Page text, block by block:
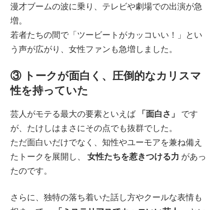
漫才ブームの波に乗り、テレビや劇場での出演が急
増。
若者たちの間で「ツービートがカッコいい！」とい
う声が広がり、女性ファンも急増しました。
③ トークが面白く、圧倒的なカリスマ
性を持っていた
芸人がモテる最大の要素といえば 「面白さ」
です
が、たけしはまさにその点でも抜群でした。
ただ面白いだけでなく、知性やユーモアを兼ね備え
たトークを展開し、女性たちを惹きつける力 があっ
たのです。
さらに、独特の落ち着いた話し方やクールな表情も